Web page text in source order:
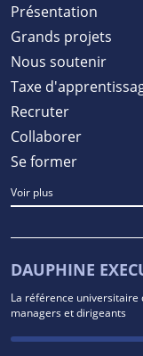
Présentation
Grands projets
Nous soutenir
Taxe
Recruter
Collaborer
Se former
Voir plus
DAUPHINE
La référence universitaire
managers et dirigeants